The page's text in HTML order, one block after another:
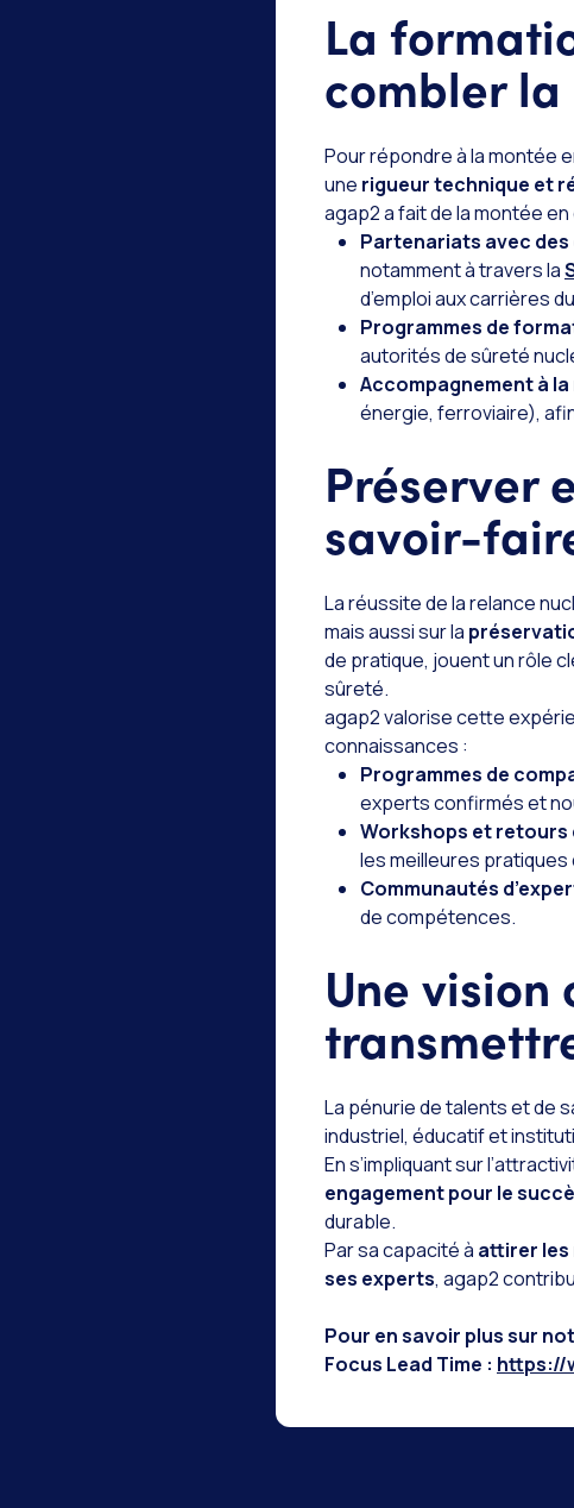
La
combler
Pour répondre à la montée
une rigueur technique et
agap2 a fait de la montée
Partenariats avec
notamment à travers la
d’emploi aux carrières
Programmes de
autorités de sûreté
Accompagnement à
énergie, ferroviaire),
Préserver
savoir-
La réussite de la relance
mais aussi sur la
de pratique, jouent un rôle
sûreté.
agap2 valorise cette
connaissances :
Programmes de
experts confirmés et
Workshops et retours
les meilleures pratiques
Communautés
de compétences.
Une
La pénurie de talents et de
industriel, éducatif et
En s’impliquant sur
engagement pour le
durable.
Par sa capacité à attirer les
ses experts, agap2
Pour en savoir plus sur
Focus Lead Time : https://